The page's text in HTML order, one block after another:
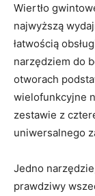
Wiertło
najwyższą
łatwością
narzędziem do
otworach
wielofunkcyjne
zestawie z
uniwersalnego
Jedno
prawdziwy